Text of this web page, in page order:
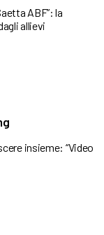
ABF”: la
allievi
insieme: “Video